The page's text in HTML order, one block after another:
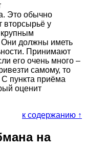
Это обычно
вторсырьё у
должны иметь
Принимают
его очень много –
самому, то
С пункта приёма
оценит
к содержанию ↑
на